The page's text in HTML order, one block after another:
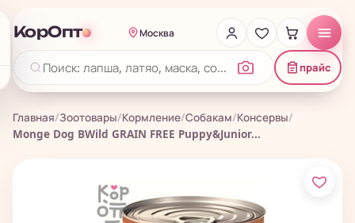
КорОпт Москва
прайс
Главная/Зоотовары/Кормление/Собакам/Консервы/
Monge Dog BWild GRAIN FREE Puppy&Junior...